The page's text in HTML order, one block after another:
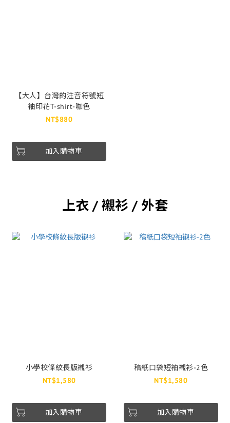
【大人】台灣的注音符號短
袖印花T-shirt-咖色
NT$880
加入購物車
上衣 / 襯衫 / 外套
小學校條紋長版襯衫
NT$1,580
加入購物車
稿紙口袋短袖襯衫-2色
NT$1,580
加入購物車